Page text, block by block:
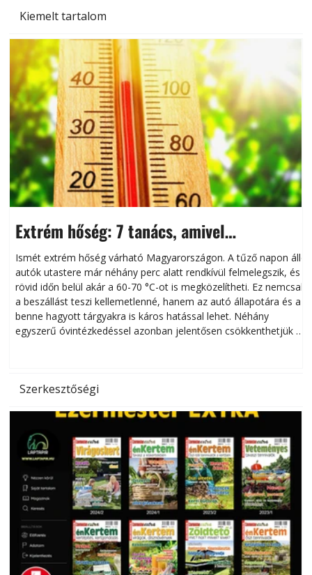
Kiemelt tartalom
Extrém hőség: 7 tanács, amivel
megóvhatjuk autónkat a nyári károktól
Ismét extrém hőség várható Magyarországon. A tűző napon álló
autók utastere már néhány perc alatt rendkívül felmelegszik, és
rövid időn belül akár a 60-70 °C-ot is megközelítheti. Ez nemcsak
a beszállást teszi kellemetlenné, hanem az autó állapotára és a
benne hagyott tárgyakra is káros hatással lehet. Néhány
egyszerű óvintézkedéssel azonban jelentősen csökkenthetjük a
Szerkesztőségi